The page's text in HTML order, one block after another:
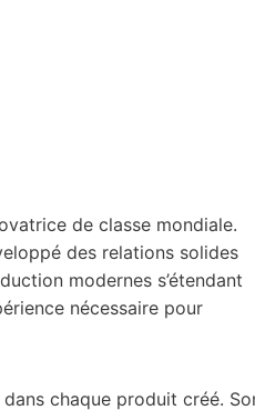
de classe mondiale.
des relations solides
modernes s’étendant
nécessaire pour
chaque produit créé.